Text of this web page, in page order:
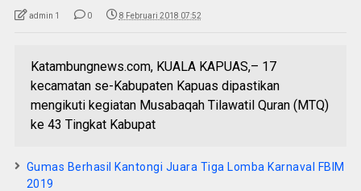
admin 1 0 8 Februari 2018 07:52
Katambungnews.com, KUALA KAPUAS,– 17
kecamatan se-Kabupaten Kapuas dipastikan
mengikuti kegiatan Musabaqah Tilawatil Quran (MTQ)
ke 43 Tingkat Kabupat
Gumas Berhasil Kantongi Juara Tiga Lomba Karnaval FBIM
2019